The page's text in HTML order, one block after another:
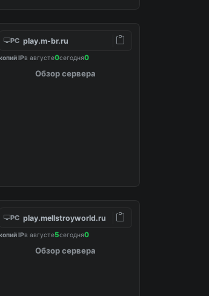
PC play.m-br.ru
IPв августе0сегодня0
Обзор сервера
PC play.mellstroyworld.ru
IPв августе5сегодня0
Обзор сервера